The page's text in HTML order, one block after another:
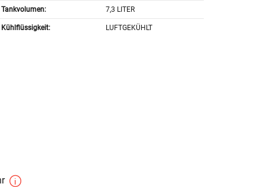
Tankvolumen: 7,3 LITER
Kühlflüssigkeit: LUFTGEKÜHLT